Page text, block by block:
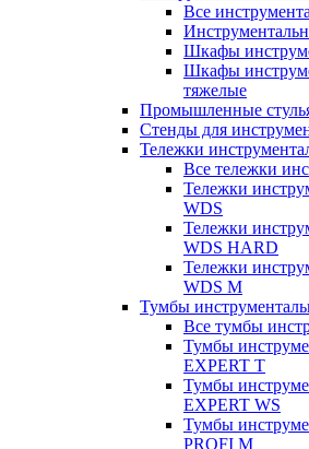
Все
Шкафы
Шкафы
тяжелые
Промышленные
Стенды для
Тележки
Все тележки
Тележки
WDS
Тележки
WDS HARD
Тележки
WDS M
Тумбы
Все тумбы
Тумбы
EXPERT T
Тумбы
EXPERT WS
Тумбы
PROFI M